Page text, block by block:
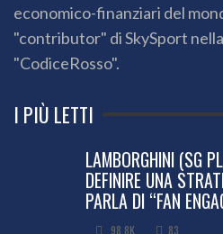
economico-finanziari del
"contributor" di SkySport
"CodiceRosso".
I PIÙ LETTI
LAMBORGHINI (SG
DEFINIRE UNA
PARLA DI “FAN
98.8K 83